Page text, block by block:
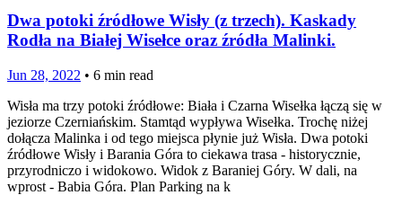
Dwa potoki źródłowe Wisły (z trzech). Kaskady
Rodła na Białej Wisełce oraz źródła Malinki.
Jun 28, 2022 • 6 min read
Wisła ma trzy potoki źródłowe: Biała i Czarna Wisełka łączą się w
jeziorze Czerniańskim. Stamtąd wypływa Wisełka. Trochę niżej
dołącza Malinka i od tego miejsca płynie już Wisła. Dwa potoki
źródłowe Wisły i Barania Góra to ciekawa trasa - historycznie,
przyrodniczo i widokowo. Widok z Baraniej Góry. W dali, na
wprost - Babia Góra. Plan Parking na k